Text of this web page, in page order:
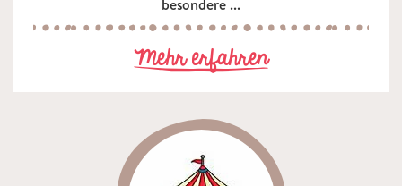
Mehr erfahrenzu